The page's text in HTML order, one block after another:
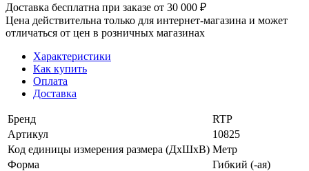
Доставка бесплатна при заказе от 30 000 ₽
Цена действительна только для интернет-магазина и может
отличаться от цен в розничных магазинах
Характеристики
Как купить
Оплата
Доставка
Бренд
RTP
Артикул
10825
Код единицы измерения размера (ДхШхВ) Метр
Форма
Гибкий (-ая)